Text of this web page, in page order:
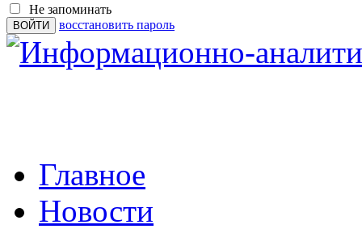
Не запоминать
восстановить пароль
Главное
Новости